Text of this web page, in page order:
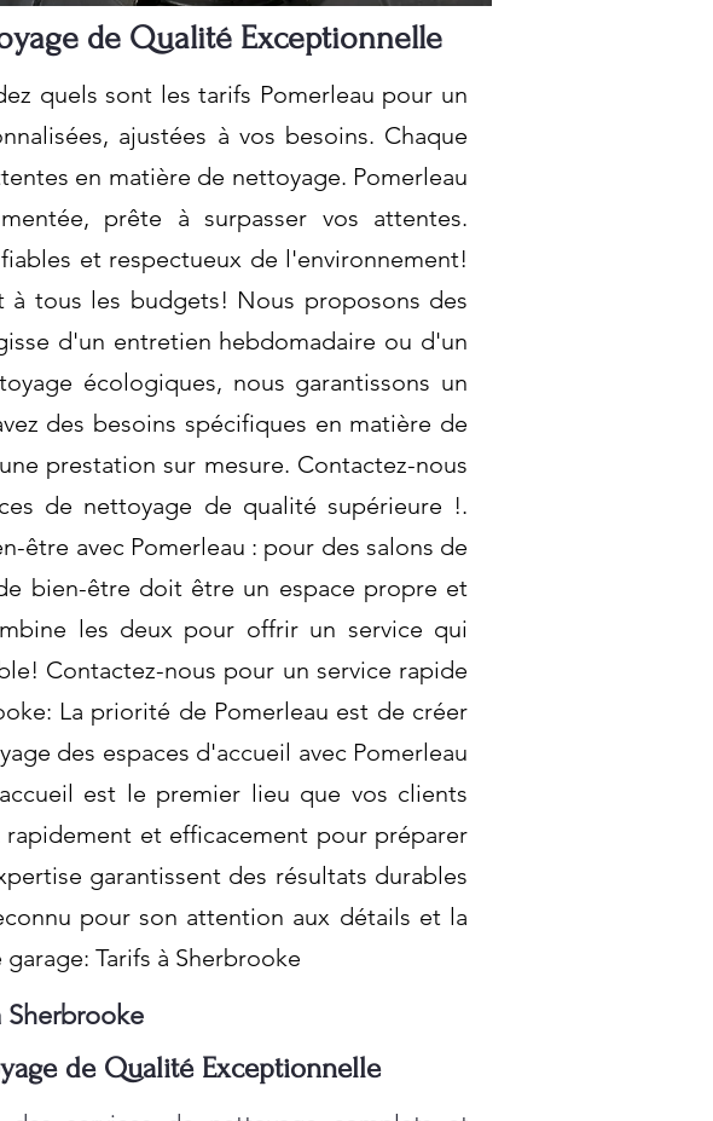
de Qualité Exceptionnelle
quels sont les tarifs Pomerleau pour un
ajustées à vos besoins. Chaque
en matière de nettoyage. Pomerleau
prête à surpasser vos attentes.
et respectueux de l'environnement!
tous les budgets! Nous proposons des
d'un entretien hebdomadaire ou d'un
écologiques, nous garantissons un
des besoins spécifiques en matière de
prestation sur mesure. Contactez-nous
de nettoyage de qualité supérieure !.
être avec Pomerleau : pour des salons de
bien-être doit être un espace propre et
les deux pour offrir un service qui
Contactez-nous pour un service rapide
La priorité de Pomerleau est de créer
des espaces d'accueil avec Pomerleau
est le premier lieu que vos clients
et efficacement pour préparer
garantissent des résultats durables
pour son attention aux détails et la
Tarifs à Sherbrooke
Sherbrooke
de Qualité Exceptionnelle